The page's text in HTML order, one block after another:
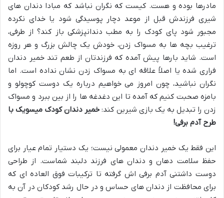
مادرها بوده و هست. کیست که نگران نباشد که مبادا دندان های
شیری فرزندش قبل از موعد دچار پوسیدگی شود یا خدای نکرده
مجبور شود پای کودک را به مطب دندانپزشکی باز کند؟ از طرفی،
ترغیب بچه ها به مسواک زدن، خودش یک چالش بزرگ و هر روزه
است. شاید بارها پیش آمده که فرزندتان از طعم تند خمیر دندان
فراری شده یا اصلاً علاقه ای به مسواک زدن نشان نداده است. اما
نگران نباشید، چون امروز می خواهیم درباره یک دوست کوچولو و
بامزه صحبت کنیم که آمده تا این دغدغه ها را از بین ببرد و مسواک
زدن را تبدیل به یک بازی شیرین کند: خمیر دندان کودک میسویک با
طرح آدم برفی!
این فقط یک خمیر دندان معمولی نیست؛ یک دستیار تمام عیار برای
حفظ سلامت دهان و دندان های فرزند دلبند شماست. از طراحی
دوست داشتنی آدم برفی اش گرفته تا ترکیبات فوق العاده ای که
برای محافظت از دندان های حساس و در حال رشد کودکان در آن به